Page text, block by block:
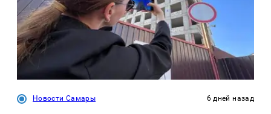
Новости Самары 6 дней назад